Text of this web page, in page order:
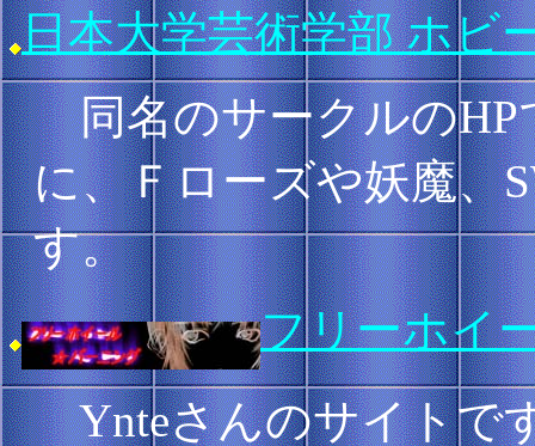
日本大学芸術学部 ホビ
同名のサークルのHP
に、Ｆローズや妖魔、
す。
フリーホイ
Ynteさんのサイトで